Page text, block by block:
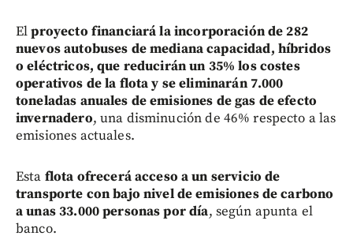
Elproyecto financiará la incorporación de 282
nuevos autobuses de mediana capacidad, híbridos
o eléctricos, que reducirán un 35% los costes
operativos de la flota y se eliminarán 7.000
toneladas anuales de emisiones de gas de efecto
invernadero, una disminución de 46% respecto a las
emisiones actuales.
Esta flota ofrecerá acceso a un servicio de
transporte con bajo nivel de emisiones de carbono
a unas 33.000 personas por día, según apunta el
banco.